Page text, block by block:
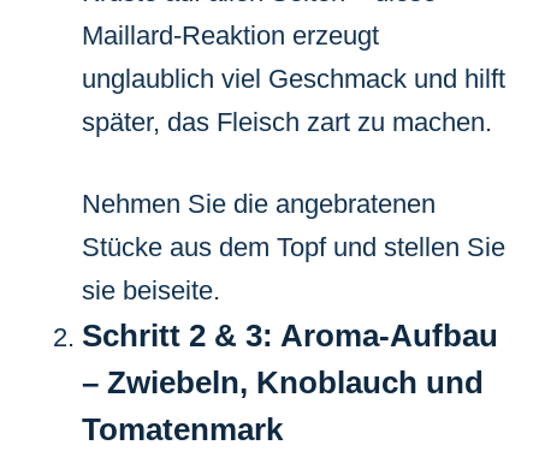
Maillard-Reaktion erzeugt
unglaublich viel Geschmack und hilft
später, das Fleisch zart zu machen.
Nehmen Sie die angebratenen
Stücke aus dem Topf und stellen Sie
sie beiseite.
Schritt 2 & 3: Aroma-Aufbau
– Zwiebeln, Knoblauch und
Tomatenmark